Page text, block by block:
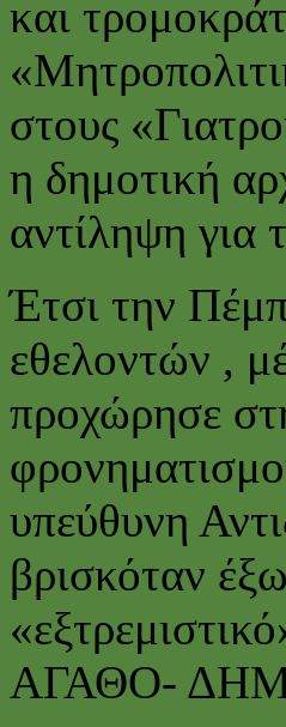
και
στους
η δημοτική
αντίληψη για
Έτσι την
εθελοντών ,
προχώρησε
υπεύθυνη
βρισκόταν
ΑΓΑΘΟ-